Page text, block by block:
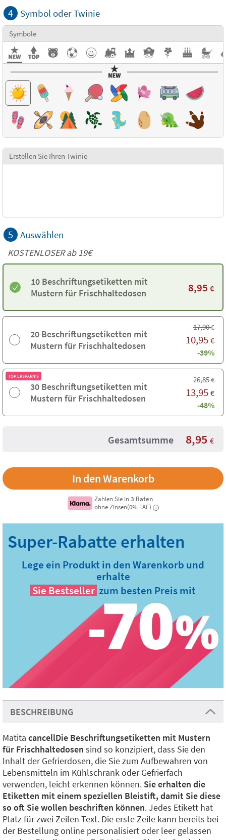
Strukturen
4 Symbol oder Twinie
Symbole
Erstellen Sie Ihren Twinie
5 Auswählen
KOSTENLOSER ab 19€
10 Beschriftungsetiketten mit
Mustern für Frischhaltedosen
8,95 €
20 Beschriftungsetiketten mit
Mustern für Frischhaltedosen
17,90€
10,95 €
-39%
TOP ERSPARNIS
30 Beschriftungsetiketten mit
Mustern für Frischhaltedosen
26,85€
13,95 €
-48%
Gesamtsumme 8,95 €
Zahlen Sie in3 Raten
ohne Zinsen(0% TAE)
i
Lege ein Produkt in den Warenkorb und
erhalte
Sie Bestseller zum besten Preis mit
BESCHREIBUNG
Matita cancellDie Beschriftungsetiketten mit Mustern
für Frischhaltedosen sind so konzipiert, dass Sie den
Inhalt der Gefrierdosen, die Sie zum Aufbewahren von
Lebensmitteln im Kühlschrank oder Gefrierfach
verwenden, leicht erkennen können. Sie erhalten die
Etiketten mit einem speziellen Bleistift, damit Sie diese
so oft Sie wollen beschriften können. Jedes Etikett hat
Platz für zwei Zeilen Text. Die erste Zeile kann bereits bei
der Bestellung online personalisiert oder leer gelassen